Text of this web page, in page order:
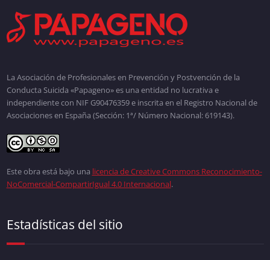
La Asociación de Profesionales en Prevención y Postvención de la
Conducta Suicida «Papageno» es una entidad no lucrativa e
independiente con NIF G90476359 e inscrita en el Registro Nacional de
Asociaciones en España (Sección: 1ª/ Número Nacional: 619143).
Este obra está bajo una licencia de Creative Commons Reconocimiento-
NoComercial-CompartirIgual 4.0 Internacional.
Estadísticas del sitio